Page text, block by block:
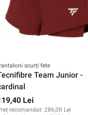
scurți fete
Team Junior -
Lei
recomandat: 286,00 Lei